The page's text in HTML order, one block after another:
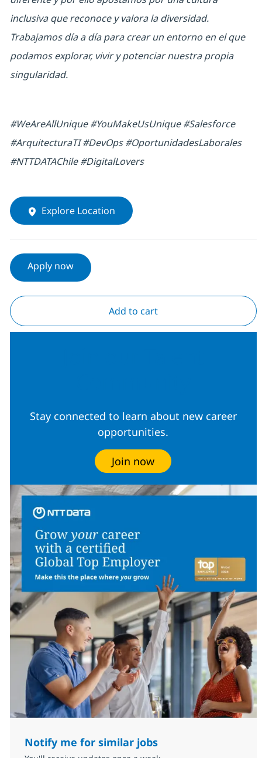
inclusiva que reconoce y valora la diversidad.
Trabajamos día a día para crear un entorno en el que
podamos explorar, vivir y potenciar nuestra propia
singularidad.
#WeAreAllUnique #YouMakeUsUnique #Salesforce
#ArquitecturaTI #DevOps #OportunidadesLaborales
#NTTDATAChile #DigitalLovers
Explore Location
Apply now
Add to cart
Stay connected to learn about new career
opportunities.
Join now
Notify me for similar jobs